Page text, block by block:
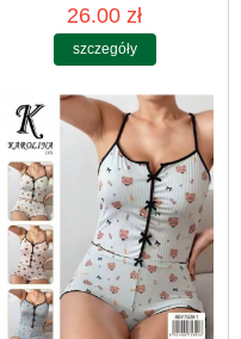
26.00 zł
szczegóły